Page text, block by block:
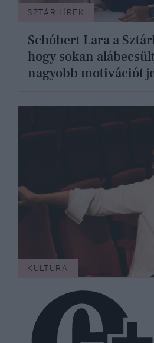
SZTÁRHÍREK
Schóbert Lara a
hogy sokan
nagyobb motivációt
KULTÚRA